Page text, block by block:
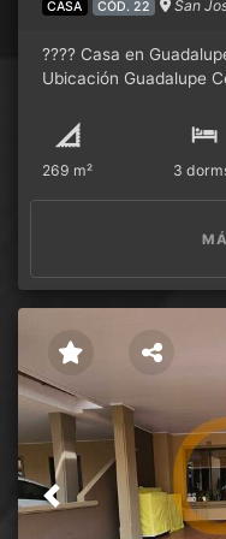
CASA CÓD. 22 San
???? Casa en
Ubicación Guadalupe
habitaciones1 servicio
de recepciónSala
Cocina1 habitación1
integradasPatio de pilas
269 m² 3
Previous